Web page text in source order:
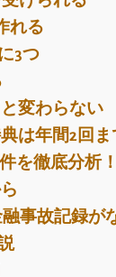
れる
3つ
変わらない
は年間2回ま
を徹底分析！
事故記録が